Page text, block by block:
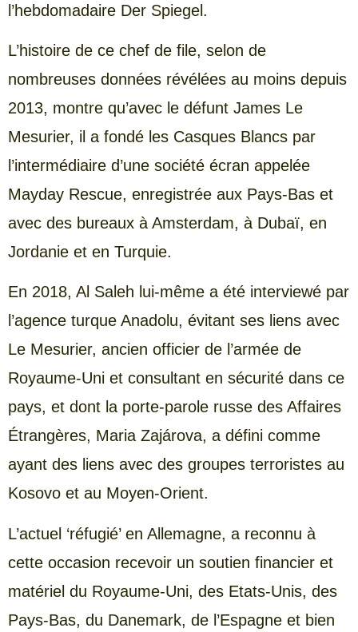
l’hebdomadaire Der Spiegel.
L’histoire de ce chef de file, selon de
nombreuses données révélées au moins depuis
2013, montre qu’avec le défunt James Le
Mesurier, il a fondé les Casques Blancs par
l’intermédiaire d’une société écran appelée
Mayday Rescue, enregistrée aux Pays-Bas et
avec des bureaux à Amsterdam, à Dubaï, en
Jordanie et en Turquie.
En 2018, Al Saleh lui-même a été interviewé par
l’agence turque Anadolu, évitant ses liens avec
Le Mesurier, ancien officier de l’armée de
Royaume-Uni et consultant en sécurité dans ce
pays, et dont la porte-parole russe des Affaires
Étrangères, Maria Zajárova, a défini comme
ayant des liens avec des groupes terroristes au
Kosovo et au Moyen-Orient.
L’actuel ‘réfugié’ en Allemagne, a reconnu à
cette occasion recevoir un soutien financier et
matériel du Royaume-Uni, des Etats-Unis, des
Pays-Bas, du Danemark, de l’Espagne et bien